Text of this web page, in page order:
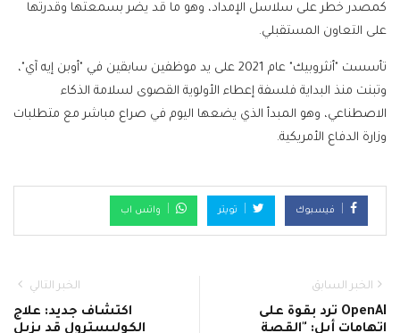
كمصدر خطر على سلاسل الإمداد، وهو ما قد يضر بسمعتها وقدرتها
على التعاون المستقبلي.
تأسست "أنثروبيك" عام 2021 على يد موظفين سابقين في "أوبن إيه آي"،
وتبنت منذ البداية فلسفة إعطاء الأولوية القصوى لسلامة الذكاء
الاصطناعي، وهو المبدأ الذي يضعها اليوم في صراع مباشر مع متطلبات
وزارة الدفاع الأمريكية.
فيسبوك تويتر واتس اب
الخبر السابق
OpenAI ترد بقوة على
اتهامات أبل: "القصة
الخبر التالي
اكتشاف جديد: علاج
الكوليسترول قد يزيل